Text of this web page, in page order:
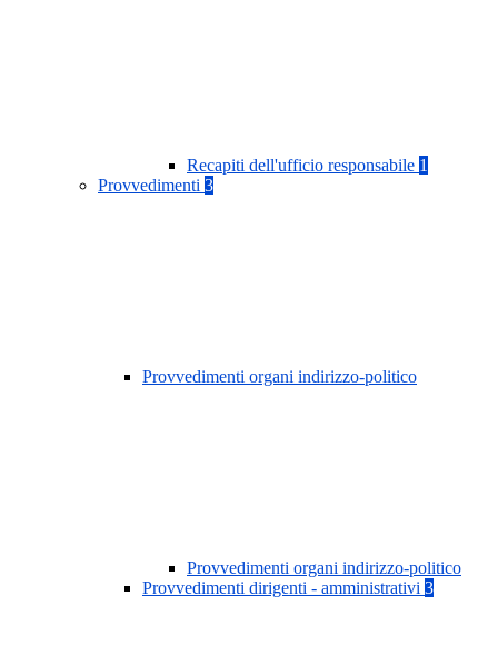
Recapiti dell'ufficio responsabile 1
Provvedimenti 3
Provvedimenti organi indirizzo-politico
Provvedimenti organi indirizzo-politico
Provvedimenti dirigenti - amministrativi 3